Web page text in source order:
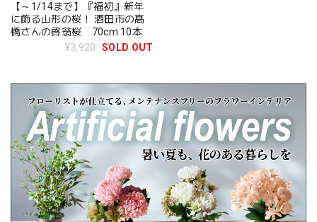
【～1/14まで】『福初』新年
に飾る山形の桜！ 酒田市の髙
橋さんの啓翁桜 70cm 10本
¥3,920
SOLD OUT